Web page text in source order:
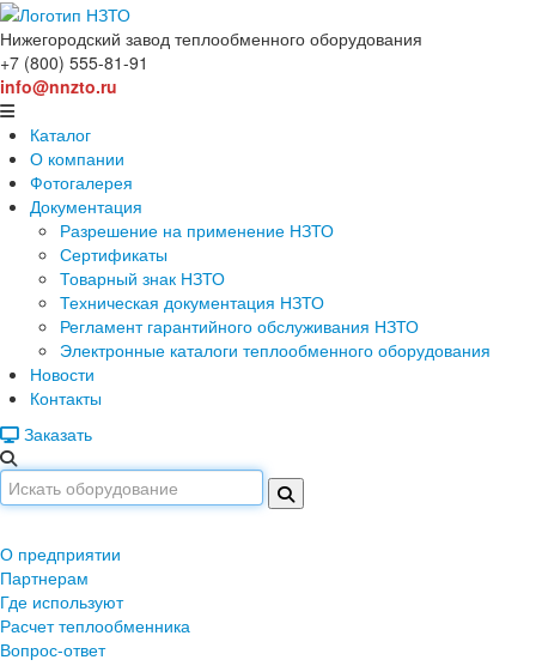
Нижегородский завод теплообменного оборудования
+7 (800) 555-81-91
info@nnzto.ru
Каталог
О компании
Фотогалерея
Документация
Разрешение на применение НЗТО
Сертификаты
Товарный знак НЗТО
Техническая документация НЗТО
Регламент гарантийного обслуживания НЗТО
Электронные каталоги теплообменного оборудования
Новости
Контакты
Заказать
О предприятии
Партнерам
Где используют
Расчет теплообменника
Вопрос-ответ